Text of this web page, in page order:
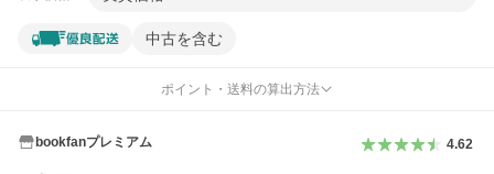
中古を含む
ポイント・送料の算出方法
bookfanプレミアム 4.62